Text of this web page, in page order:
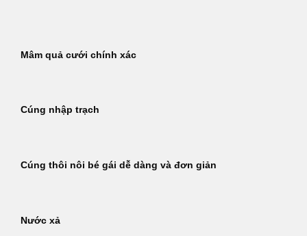
dungMâm quả cưới chính xác
Cúng nhập trạch
Cúng thôi nôi bé gái dễ dàng và đơn giản
Nước xả